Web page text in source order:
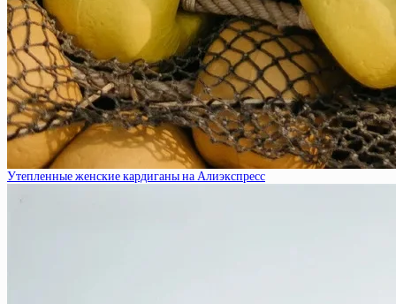
Утепленные женские кардиганы на Алиэкспресс